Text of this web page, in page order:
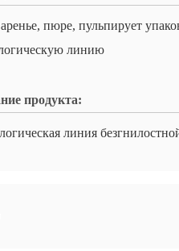
пюре, пульпирует
линию
продукта:
линия